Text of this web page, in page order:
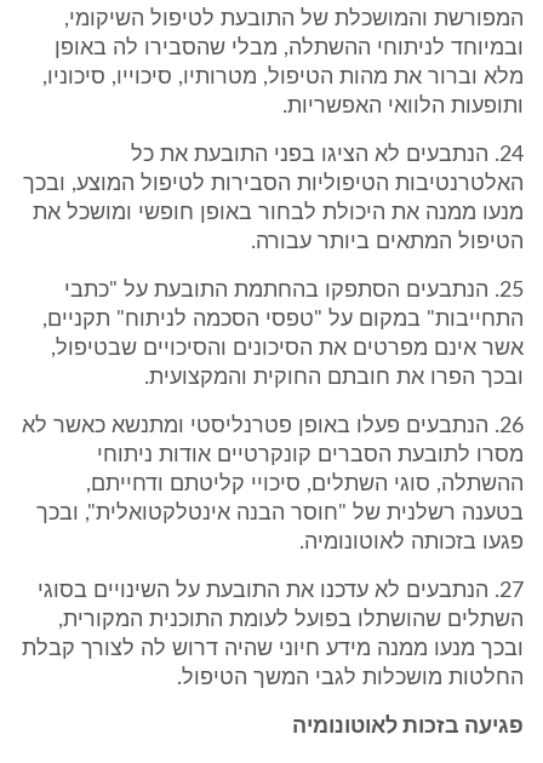
המפורשת והמושכלת של התובעת לטיפול השיקומי,
ובמיוחד לניתוחי ההשתלה, מבלי שהסבירו לה באופן
מלא וברור את מהות הטיפול, מטרותיו, סיכוייו, סיכוניו,
ותופעות הלוואי האפשריות.
24. הנתבעים לא הציגו בפני התובעת את כל
האלטרנטיבות הטיפוליות הסבירות לטיפול המוצע, ובכך
מנעו ממנה את היכולת לבחור באופן חופשי ומושכל את
הטיפול המתאים ביותר עבורה.
25. הנתבעים הסתפקו בהחתמת התובעת על "כתבי
התחייבות" במקום על "טפסי הסכמה לניתוח" תקניים,
אשר אינם מפרטים את הסיכונים והסיכויים שבטיפול,
ובכך הפרו את חובתם החוקית והמקצועית.
26. הנתבעים פעלו באופן פטרנליסטי ומתנשא כאשר לא
מסרו לתובעת הסברים קונקרטיים אודות ניתוחי
ההשתלה, סוגי השתלים, סיכויי קליטתם ודחייתם,
בטענה רשלנית של "חוסר הבנה אינטלקטואלית", ובכך
פגעו בזכותה לאוטונומיה.
27. הנתבעים לא עדכנו את התובעת על השינויים בסוגי
השתלים שהושתלו בפועל לעומת התוכנית המקורית,
ובכך מנעו ממנה מידע חיוני שהיה דרוש לה לצורך קבלת
החלטות מושכלות לגבי המשך הטיפול.
פגיעה בזכות לאוטונומיה